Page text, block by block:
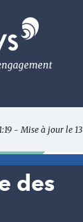
- Mise à jour le
des